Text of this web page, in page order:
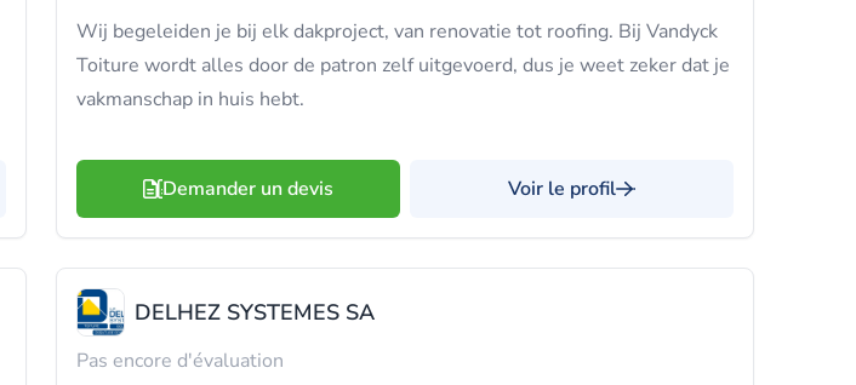
Wij begeleiden je bij elk dakproject, van renovatie tot roofing. Bij Vandyck
Toiture wordt alles door de patron zelf uitgevoerd, dus je weet zeker dat je
vakmanschap in huis hebt.
Demander un devis Voir le profil
DELHEZ SYSTEMES SA
Pas encore d'évaluation